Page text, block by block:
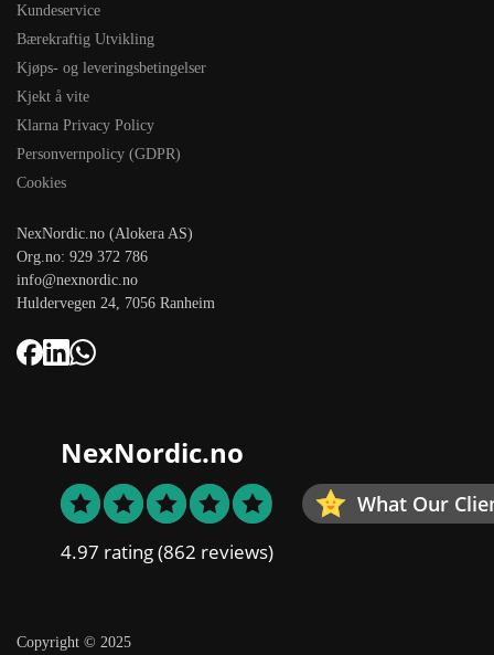
Kundeservice
Bærekraftig Utvikling
Kjøps- og leveringsbetingelser
Kjekt å vite
Klarna Privacy Policy
Personvernpolicy (GDPR)
Cookies
NexNordic.no (Alokera AS)
Org.no: 929 372 786
info@nexnordic.no
Huldervegen 24, 7056 Ranheim
NexNordic.no
What Our
4.97 rating(862 reviews)
Copyright © 2025